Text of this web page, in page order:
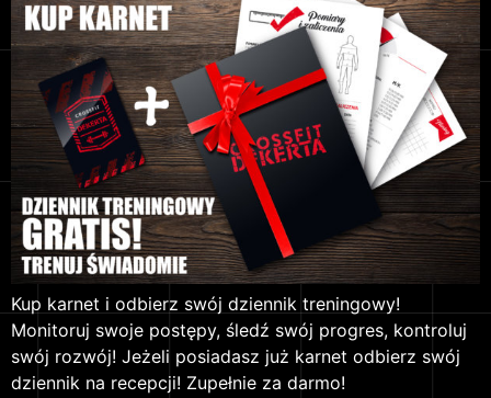
Kup karnet i odbierz swój dziennik treningowy!
Monitoruj swoje postępy, śledź swój progres, kontroluj
swój rozwój! Jeżeli posiadasz już karnet odbierz swój
dziennik na recepcji! Zupełnie za darmo!